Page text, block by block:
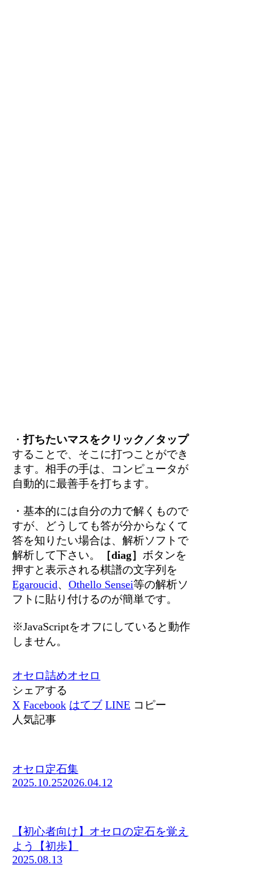
・打ちたいマスをクリック／タップ
することで、そこに打つことができ
ます。相手の手は、コンピュータが
自動的に最善手を打ちます。
・基本的には自分の力で解くもので
すが、どうしても答が分からなくて
答を知りたい場合は、解析ソフトで
解析して下さい。
［diag］ ボタンを
押すと表示される棋譜の文字列を
Egaroucid、Othello Sensei等の解析ソ
フトに貼り付けるのが簡単です。
※JavaScriptをオフにしていると動作
しません。
オセロ詰めオセロ
シェアする
X Facebook はてブ LINE コピー
人気記事
オセロ定石集
2025.10.252026.04.12
【初心者向け】オセロの定石を覚え
よう【初歩】
2025.08.13